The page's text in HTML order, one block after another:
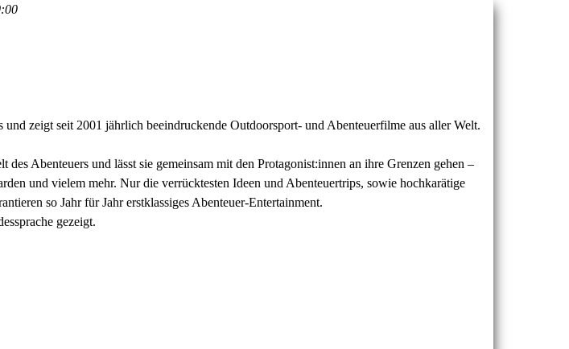
zeigt seit 2001 jährlich beeindruckende Outdoorsport- und Abenteuerfilme aus aller Welt.
Abenteuers und lässt sie gemeinsam mit den Protagonist:innen an ihre Grenzen gehen –
und vielem mehr. Nur die verrücktesten Ideen und Abenteuertrips, sowie hochkarätige
so Jahr für Jahr erstklassiges Abenteuer-Entertainment.
gezeigt.